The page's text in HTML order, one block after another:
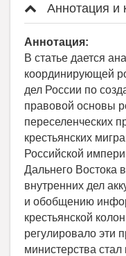
Аннотация и
Аннотация:
В статье дается
координирующей
дел России по
правовой основы
переселенческих
крестьянских
Российской
Дальнего Востока
внутренних дел
и обобщению
крестьянской
регулировало эти
министерства стал